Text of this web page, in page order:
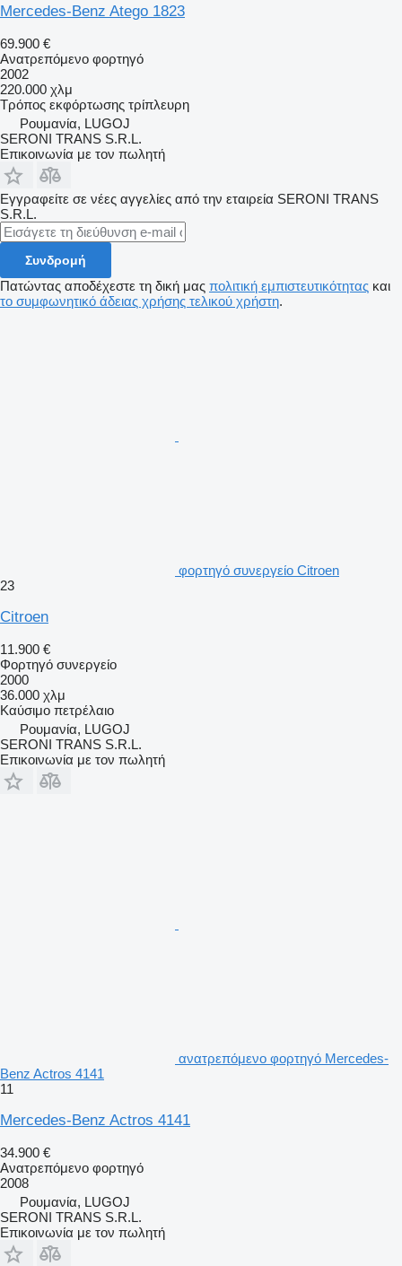
Mercedes-Benz Atego 1823
69.900 €
Ανατρεπόμενο φορτηγό
2002
220.000 χλμ
Τρόπος εκφόρτωσης τρίπλευρη
Ρουμανία, LUGOJ
SERONI TRANS S.R.L.
Επικοινωνία με τον πωλητή
Εγγραφείτε σε νέες αγγελίες από την εταιρεία SERONI TRANS
S.R.L.
Συνδρομή
Πατώντας αποδέχεστε τη δική μας πολιτική εμπιστευτικότητας και
το συμφωνητικό άδειας χρήσης τελικού χρήστη.
φορτηγό συνεργείο Citroen
23
Citroen
11.900 €
Φορτηγό συνεργείο
2000
36.000 χλμ
Καύσιμο πετρέλαιο
Ρουμανία, LUGOJ
SERONI TRANS S.R.L.
Επικοινωνία με τον πωλητή
ανατρεπόμενο φορτηγό Mercedes-
Benz Actros 4141
11
Mercedes-Benz Actros 4141
34.900 €
Ανατρεπόμενο φορτηγό
2008
Ρουμανία, LUGOJ
SERONI TRANS S.R.L.
Επικοινωνία με τον πωλητή